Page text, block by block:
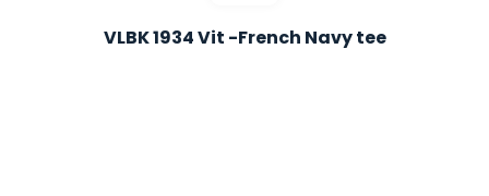
VLBK 1934 Vit -French Navy tee